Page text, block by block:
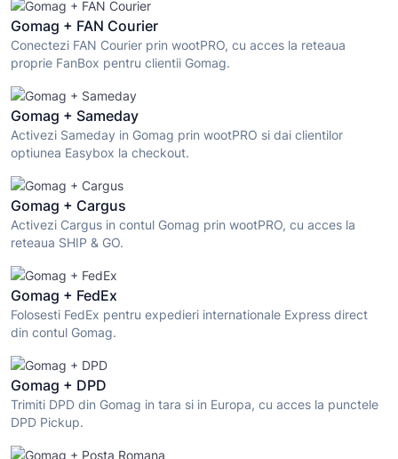
Gomag + FAN Courier
Conectezi FAN Courier prin wootPRO, cu acces la reteaua
proprie FanBox pentru clientii Gomag.
Gomag + Sameday
Activezi Sameday in Gomag prin wootPRO si dai clientilor
optiunea Easybox la checkout.
Gomag + Cargus
Activezi Cargus in contul Gomag prin wootPRO, cu acces la
reteaua SHIP & GO.
Gomag + FedEx
Folosesti FedEx pentru expedieri internationale Express direct
din contul Gomag.
Gomag + DPD
Trimiti DPD din Gomag in tara si in Europa, cu acces la punctele
DPD Pickup.